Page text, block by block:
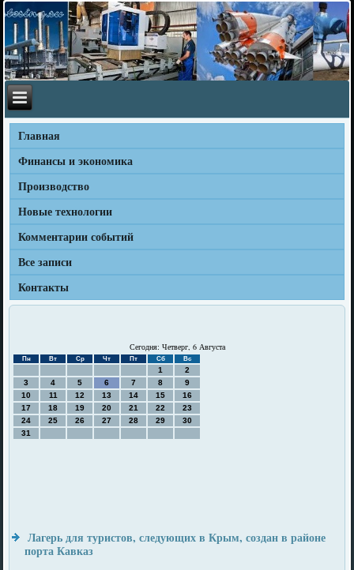
Главная
Финансы и экономика
Производство
Новые технологии
Комментарии событий
Все записи
Контакты
Сегодня: Четверг, 6 Августа
Пн Вт Ср Чт Пт Сб Вс
1
2
3
4 5 6 7 8
9
10
11 12 13 14 15
16
17
18 19 20 21 22
23
24
25 26 27 28 29
30
31
Лагерь для туристов, следующих в Крым, создан в районе
порта Кавказ